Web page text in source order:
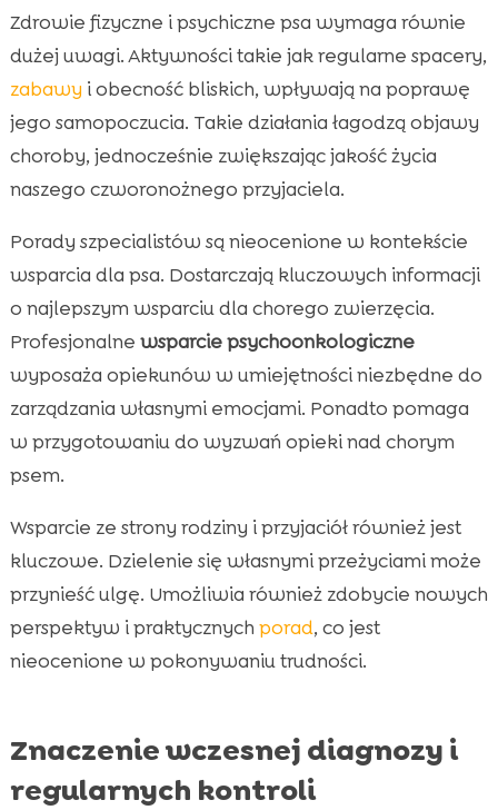
Zdrowie fizyczne i psychiczne psa wymaga równie
dużej uwagi. Aktywności takie jak regularne spacery,
zabawy i obecność bliskich, wpływają na poprawę
jego samopoczucia. Takie działania łagodzą objawy
choroby, jednocześnie zwiększając jakość życia
naszego czworonożnego przyjaciela.
Porady szpecialistów są nieocenione w kontekście
wsparcia dla psa. Dostarczają kluczowych informacji
o najlepszym wsparciu dla chorego zwierzęcia.
Profesjonalne wsparcie psychoonkologiczne
wyposaża opiekunów w umiejętności niezbędne do
zarządzania własnymi emocjami. Ponadto pomaga
w przygotowaniu do wyzwań opieki nad chorym
psem.
Wsparcie ze strony rodziny i przyjaciół również jest
kluczowe. Dzielenie się własnymi przeżyciami może
przynieść ulgę. Umożliwia również zdobycie nowych
perspektyw i praktycznych porad, co jest
nieocenione w pokonywaniu trudności.
Znaczenie wczesnej diagnozy i
regularnych kontroli